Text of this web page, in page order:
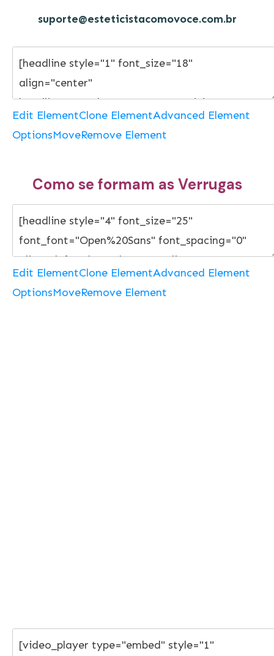
suporte@esteticistacomovoce.com.br
Edit ElementClone ElementAdvanced Element
OptionsMoveRemove Element
Como se formam as Verrugas
Edit ElementClone ElementAdvanced Element
OptionsMoveRemove Element